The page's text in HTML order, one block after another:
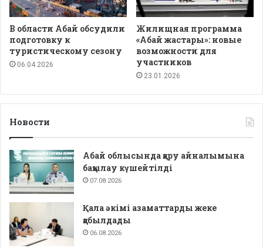
В области Абай обсудили
подготовку к
туристическому сезону
06.04.2026
Жилищная программа
«Абай жастары»: новые
возможности для
участников
23.01.2026
Новости
Абай облысында қару айналымына
бақылау күшейтілді
07.08.2026
Қала әкімі азаматтарды жеке
қабылдады
06.08.2026